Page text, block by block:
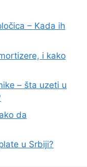
– Kada ih
i kako
– šta uzeti u
da
u Srbiji?